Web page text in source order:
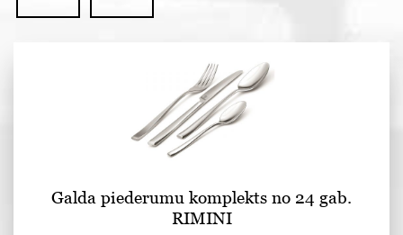
Galda piederumu komplekts no 24 gab.
RIMINI